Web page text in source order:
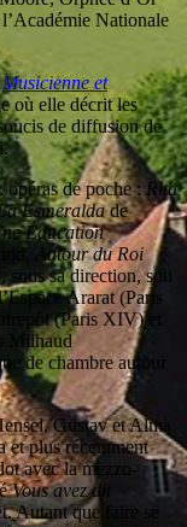
Nationale
Musicienne et
où elle décrit les
de diffusion de
opéras de poche :Rita
Esmeraldade
Éducation
Autour du Roi
sa direction, son
Ararat (Paris
(Paris XIV) et
Milhaud
de chambre autour
Gustav et Alma
et plus récemment
avec la mezzo-
Vous avez dit
Autant que faire se